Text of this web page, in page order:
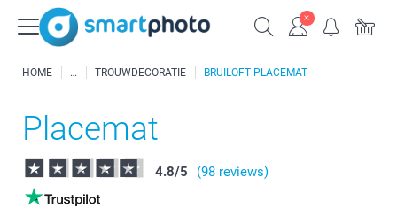
HOME TROUWDECORATIE BRUILOFT PLACEMAT
Placemat
4.8/5 (98 reviews)